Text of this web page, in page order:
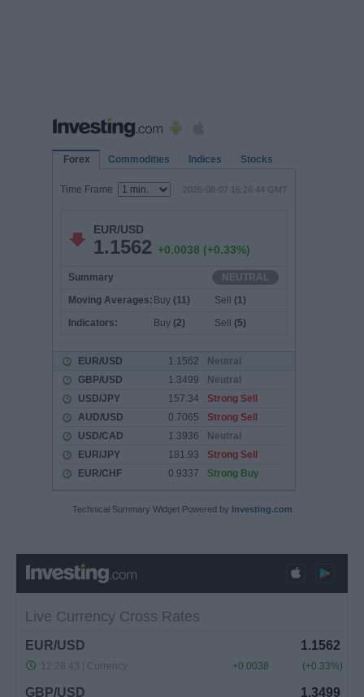
Technical Summary Widget Powered by Investing.com